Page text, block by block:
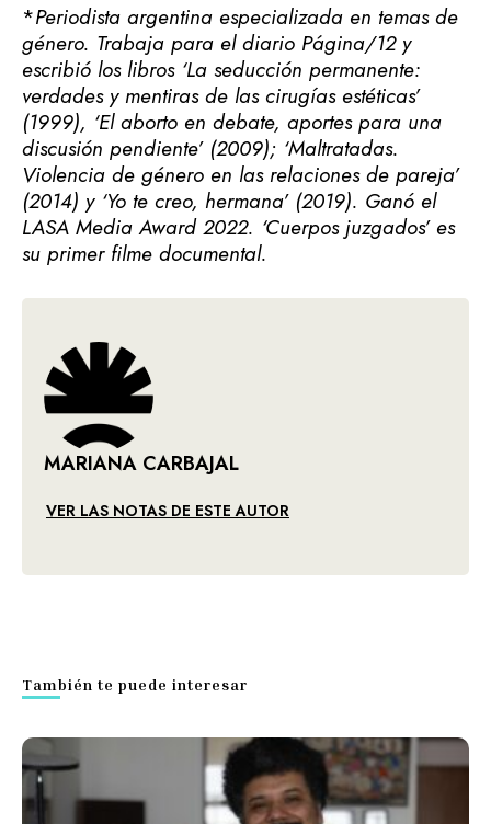
*Periodista argentina especializada en temas de
género. Trabaja para el diario Página/12 y
escribió los libros ‘La seducción permanente:
verdades y mentiras de las cirugías estéticas’
(1999), ‘El aborto en debate, aportes para una
discusión pendiente’ (2009); ‘Maltratadas.
Violencia de género en las relaciones de pareja’
(2014) y ‘Yo te creo, hermana’ (2019). Ganó el
LASA Media Award 2022. ‘Cuerpos juzgados’ es
su primer filme documental.
MARIANA CARBAJAL
VER LAS NOTAS DE ESTE AUTOR
También te puede interesar